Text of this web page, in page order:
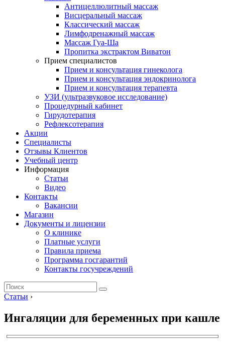
Антицеллюлитный массаж
Висцеральный массаж
Классический массаж
Лимфодренажный массаж
Массаж Гуа-Ша
Пропитка экстрактом Виватон
Прием специалистов
Прием и консультация гинеколога
Прием и консультация эндокринолога
Прием и консультация терапевта
УЗИ (ультразвуковое исследование)
Процедурный кабинет
Гирудотерапия
Рефлексотерапия
Акции
Специалисты
Отзывы Клиентов
Учебный центр
Информация
Статьи
Видео
Контакты
Вакансии
Магазин
Документы и лицензии
О клинике
Платные услуги
Правила приема
Программа госгарантий
Контакты госучреждений
Статьи ›
Ингаляции для беременных при кашле